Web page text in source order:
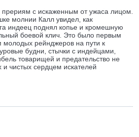
с искаженным от ужаса лицом.
молнии Калл увидел, как
индеец поднял копье и кромешную
боевой клич. Это было первым
рейнджеров на пути к
будни, стычки с индейцами,
товарищей и предательство не
чистых сердцем искателей